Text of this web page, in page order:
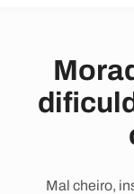
Mal cheiro,